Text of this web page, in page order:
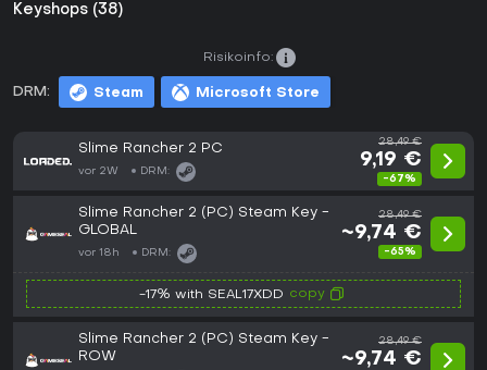
Keyshops (38)
DRM: Steam Microsoft Store
Risikoinfo:
Slime Rancher 2 PC
vor 2W DRM:
28,49 €
9,19 €
-67%
Slime Rancher 2 (PC) Steam Key -
GLOBAL
vor 18h DRM:
28,49 €
~9,74 €
-65%
-17% with SEAL17XDD copy
Slime Rancher 2 (PC) Steam Key -
ROW
28,49 €
~9,74 €